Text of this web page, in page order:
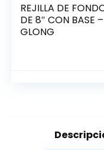
REJILLA DE
DE 8″ CON BASE –
GLONG